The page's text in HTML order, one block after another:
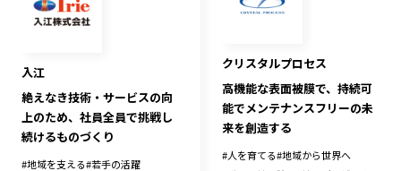
入江
絶えなき技術・サービスの向
上のため、社員全員で挑戦し
続けるものづくり
#地域を支える#若手の活躍
クリスタルプロセス
高機能な表面被膜で、持続可
能でメンテナンスフリーの未
来を創造する
#人を育てる#地域から世界へ